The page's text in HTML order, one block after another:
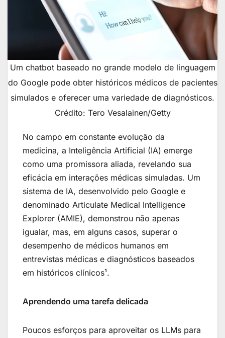
Um chatbot baseado no grande modelo de linguagem
do Google pode obter históricos médicos de pacientes
simulados e oferecer uma variedade de diagnósticos.
Crédito: Tero Vesalainen/Getty
No campo em constante evolução da
medicina, a Inteligência Artificial (IA) emerge
como uma promissora aliada, revelando sua
eficácia em interações médicas simuladas. Um
sistema de IA, desenvolvido pelo Google e
denominado Articulate Medical Intelligence
Explorer (AMIE), demonstrou não apenas
igualar, mas, em alguns casos, superar o
desempenho de médicos humanos em
entrevistas médicas e diagnósticos baseados
em históricos clínicos¹.
Aprendendo uma tarefa delicada
Poucos esforços para aproveitar os LLMs para